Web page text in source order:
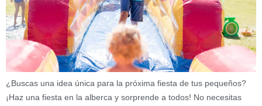
¿Buscas una idea única para la próxima fiesta de tus pequeños?
¡Haz una fiesta en la alberca y sorprende a todos! No necesitas